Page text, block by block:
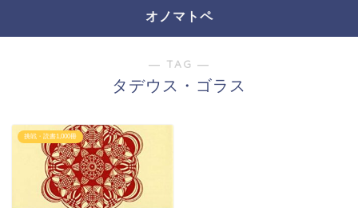
オノマトペ
― TAG ―
タデウス・ゴラス
挑戦・読書1,000冊